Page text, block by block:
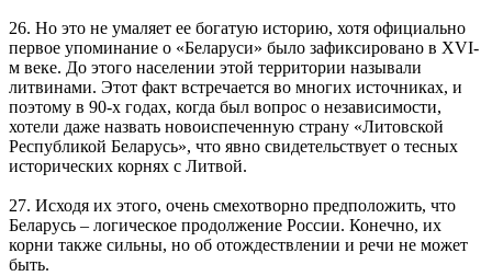
26. Но это не умаляет ее богатую историю, хотя официально
первое упоминание о «Беларуси» было зафиксировано в XVI-
м веке. До этого населении этой территории называли
литвинами. Этот факт встречается во многих источниках, и
поэтому в 90-х годах, когда был вопрос о независимости,
хотели даже назвать новоиспеченную страну «Литовской
Республикой Беларусь», что явно свидетельствует о тесных
исторических корнях с Литвой.
27. Исходя их этого, очень смехотворно предположить, что
Беларусь – логическое продолжение России. Конечно, их
корни также сильны, но об отождествлении и речи не может
быть.